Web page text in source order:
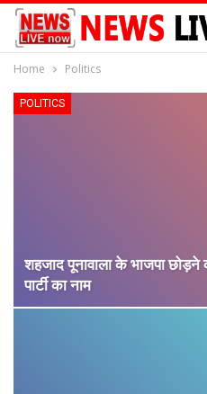
Home Politics
POLITICS
शहजाद पूनावाला के भाजपा छोड़ने
पार्टी का नाम